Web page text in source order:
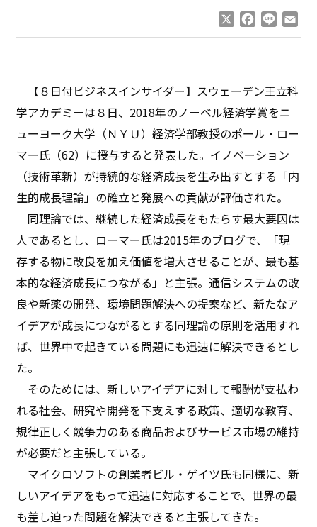
Facebook
Line
【８日付ビジネスインサイダー】スウェーデン王立科
学アカデミーは８日、2018年のノーベル経済学賞をニ
ューヨーク大学（ＮＹＵ）経済学部教授のポール・ロー
マー氏（62）に授与すると発表した。イノベーション
（技術革新）が持続的な経済成長を生み出すとする「内
生的成長理論」の確立と発展への貢献が評価された。
同理論では、継続した経済成長をもたらす最大要因は
人であるとし、ローマー氏は2015年のブログで、「現
存する物に改良を加え価値を増大させることが、最も基
本的な経済成長につながる」と主張。通信システムの改
良や新薬の開発、環境問題解決への提案など、新たなア
イデアが成長につながるとする同理論の原則を活用すれ
ば、世界中で起きている問題にも迅速に解決できるとし
た。
そのためには、新しいアイデアに対して報酬が支払わ
れる社会、研究や開発を下支えする政策、適切な教育、
規律正しく競争力のある商品およびサービス市場の維持
が必要だと主張している。
マイクロソフトの創業者ビル・ゲイツ氏も同様に、新
しいアイデアをもって迅速に対応することで、世界の最
も差し迫った問題を解決できると主張してきた。